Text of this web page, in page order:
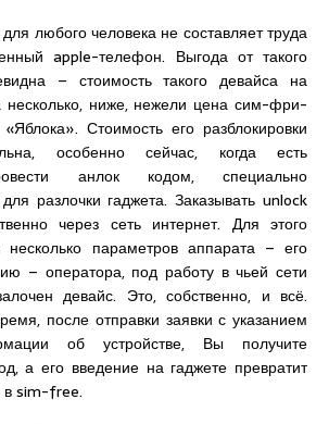
любого человека не составляет труда
apple-телефон. Выгода от такого
– стоимость такого девайса на
несколько, ниже, нежели цена сим-фри-
Стоимость его разблокировки
особенно сейчас, когда есть
анлок кодом, специально
разлочки гаджета. Заказывать unlock
через сеть интернет. Для этого
несколько параметров аппарата – его
– оператора, под работу в чьей сети
девайс. Это, собственно, и всё.
после отправки заявки с указанием
об устройстве, Вы получите
а его введение на гаджете превратит
в sim-free.